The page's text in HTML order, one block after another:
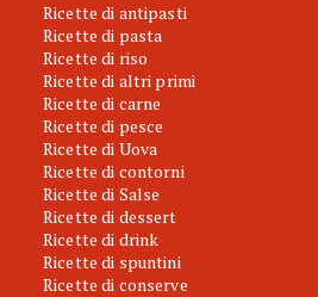
Ricette di antipasti
Ricette di pasta
Ricette di riso
Ricette di altri primi
Ricette di carne
Ricette di pesce
Ricette di Uova
Ricette di contorni
Ricette di Salse
Ricette di dessert
Ricette di drink
Ricette di spuntini
Ricette di conserve